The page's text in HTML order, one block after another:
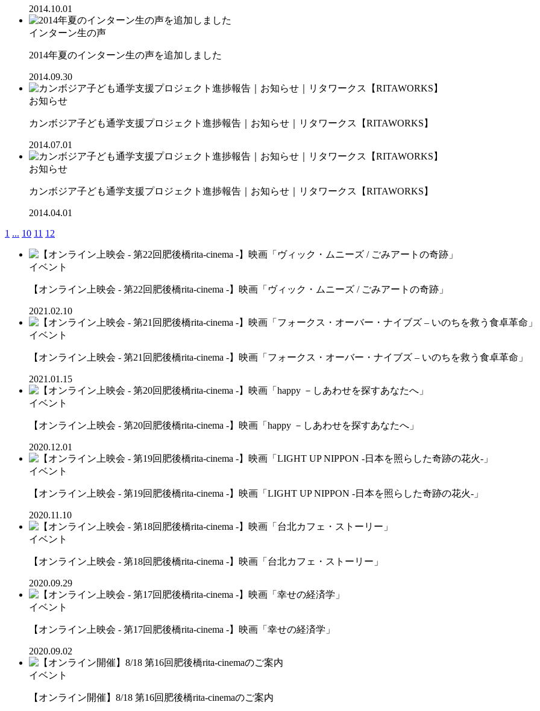
2014.10.01
インターン生の声
2014年夏のインターン生の声を追加しました
2014.09.30
お知らせ
カンボジア子ども通学支援プロジェクト進捗報告｜お知らせ｜リタワークス【RITAWORKS】
2014.07.01
お知らせ
カンボジア子ども通学支援プロジェクト進捗報告｜お知らせ｜リタワークス【RITAWORKS】
2014.04.01
1 ... 10 11 12
イベント
【オンライン上映会 - 第22回肥後橋rita-cinema -】映画「ヴィック・ムニーズ / ごみアートの奇跡」
2021.02.10
イベント
【オンライン上映会 - 第21回肥後橋rita-cinema -】映画「フォークス・オーバー・ナイブズ – いのちを救う食卓革命」
2021.01.15
イベント
【オンライン上映会 - 第20回肥後橋rita-cinema -】映画「happy －しあわせを探すあなたへ」
2020.12.01
イベント
【オンライン上映会 - 第19回肥後橋rita-cinema -】映画「LIGHT UP NIPPON -日本を照らした奇跡の花火-」
2020.11.10
イベント
【オンライン上映会 - 第18回肥後橋rita-cinema -】映画「台北カフェ・ストーリー」
2020.09.29
イベント
【オンライン上映会 - 第17回肥後橋rita-cinema -】映画「幸せの経済学」
2020.09.02
イベント
【オンライン開催】8/18 第16回肥後橋rita-cinemaのご案内